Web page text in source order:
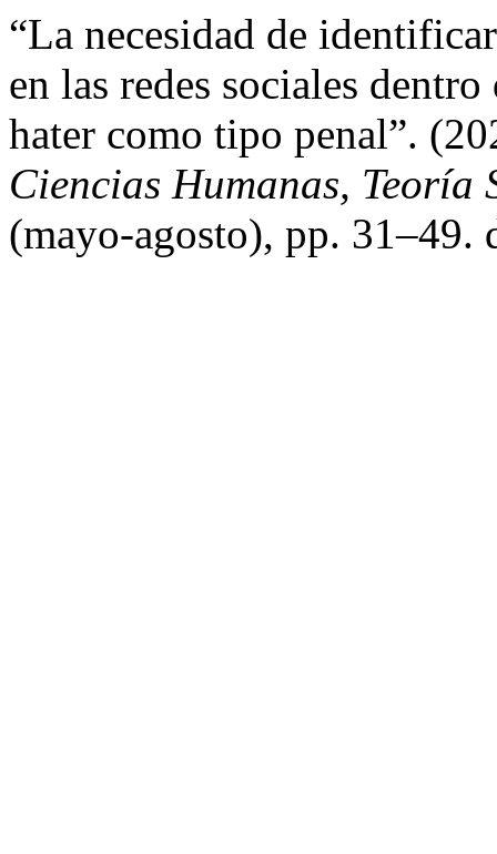
“La necesidad de
en las redes sociales
hater como tipo penal”.
Ciencias Humanas,
(mayo-agosto), pp. 31–49.